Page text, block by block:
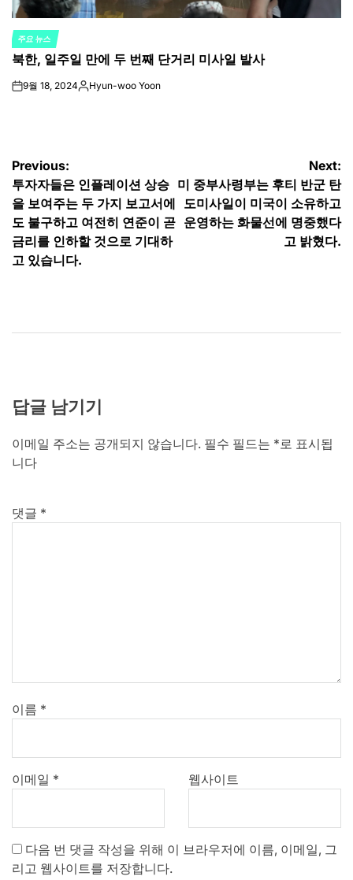
POSTED
IN
주요 뉴스
북한, 일주일 만에 두 번째 단거리 미사일 발사
on9월 18, 2024Posted
Hyun-woo Yoon
글
탐
색
Previous:
투자자들은 인플레이션 상승
을 보여주는 두 가지 보고서에
도 불구하고 여전히 연준이 곧
금리를 인하할 것으로 기대하
고 있습니다.
Next:
미 중부사령부는 후티 반군 탄
도미사일이 미국이 소유하고
운영하는 화물선에 명중했다
고 밝혔다.
답글 남기기
이메일 주소는 공개되지 않습니다. 필수 필드는 *로 표시됩
니다
댓글 *
이름 *
이메일 * 웹사이트
다음 번 댓글 작성을 위해 이 브라우저에 이름, 이메일, 그
리고 웹사이트를 저장합니다.